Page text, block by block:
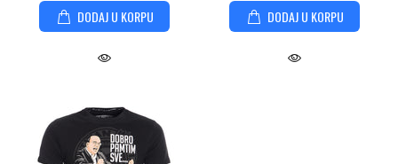
DODAJ U KORPU DODAJ U KORPU